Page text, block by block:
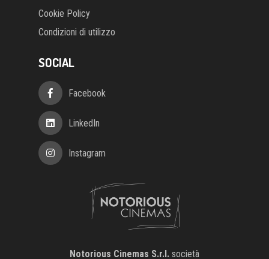
Cookie Policy
Condizioni di utilizzo
SOCIAL
Facebook
LinkedIn
Instagram
Notorious Cinemas S.r.l. società